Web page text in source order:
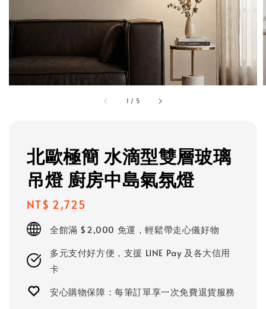
1 / 5
北歐極簡 水滴型雙層玻璃
吊燈 廚房中島氣氛燈
Regular
price
NT$ 2,725
全館滿 $2,000 免運，輕鬆帶走心儀好物
多元支付好方便，支援 LINE Pay 及各大信用
卡
安心購物保障：每筆訂單享一次免費退貨服務